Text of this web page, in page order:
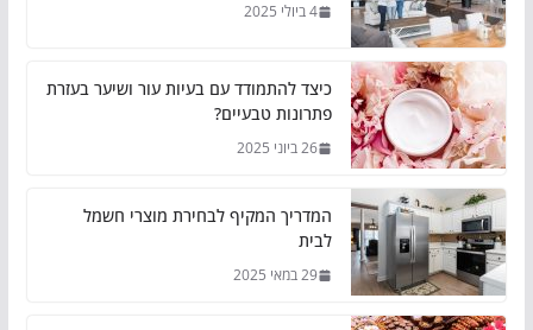
4 ביולי 2025
כיצד להתמודד עם בעיות עור ושיער בעזרת
פתרונות טבעיים?
26 ביוני 2025
המדריך המקיף לבחירת מוצרי חשמל
לבית
29 במאי 2025